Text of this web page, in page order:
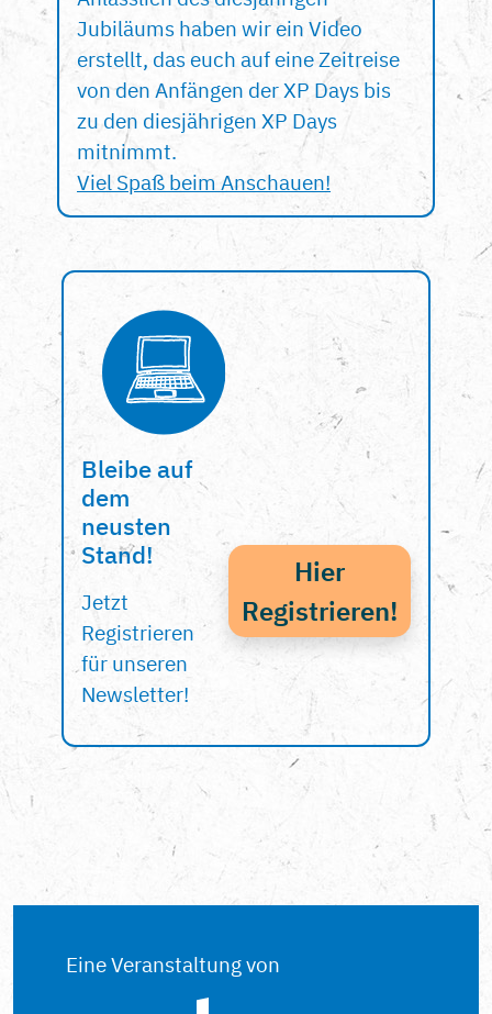
Jubiläums haben wir ein Video
erstellt, das euch auf eine Zeitreise
von den Anfängen der XP Days bis
zu den diesjährigen XP Days
mitnimmt.
Viel Spaß beim Anschauen!
Bleibe auf
dem
neusten
Stand!
Jetzt
Registrieren
für unseren
Newsletter!
Hier
Registrieren!
Eine Veranstaltung von